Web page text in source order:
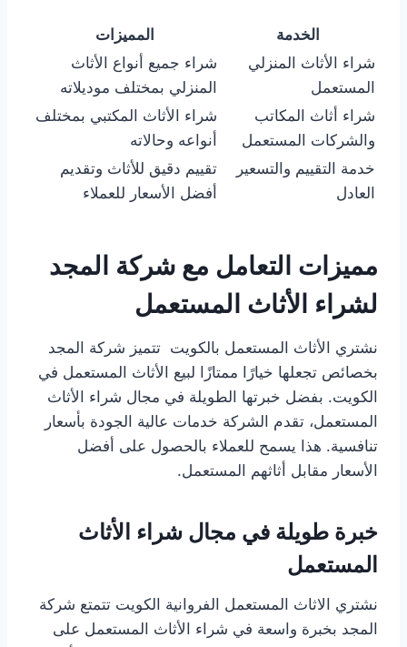
الخدمة
المميزات
شراء الأثاث المنزلي
المستعمل
شراء جميع أنواع الأثاث
المنزلي بمختلف موديلاته
شراء أثاث المكاتب
والشركات المستعمل
شراء الأثاث المكتبي بمختلف
أنواعه وحالاته
خدمة التقييم والتسعير
العادل
تقييم دقيق للأثاث وتقديم
أفضل الأسعار للعملاء
مميزات التعامل مع شركة المجد
لشراء الأثاث المستعمل
نشتري الأثاث المستعمل بالكويت تتميز شركة المجد
بخصائص تجعلها خيارًا ممتازًا لبيع الأثاث المستعمل في
الكويت. بفضل خبرتها الطويلة في مجال شراء الأثاث
المستعمل، تقدم الشركة خدمات عالية الجودة بأسعار
تنافسية. هذا يسمح للعملاء بالحصول على أفضل
الأسعار مقابل أثاثهم المستعمل.
خبرة طويلة في مجال شراء الأثاث
المستعمل
نشتري الاثاث المستعمل الفروانية الكويت تتمتع شركة
المجد بخبرة واسعة في شراء الأثاث المستعمل على